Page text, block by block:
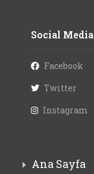
Social Media
Facebook
Twitter
Instagram
Ana Sayfa